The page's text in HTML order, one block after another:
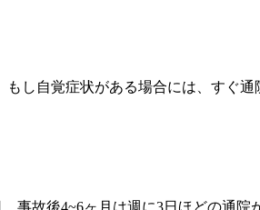
し自覚症状がある場合には、すぐ通
事故後4~6ヶ月は週に3日ほどの通院